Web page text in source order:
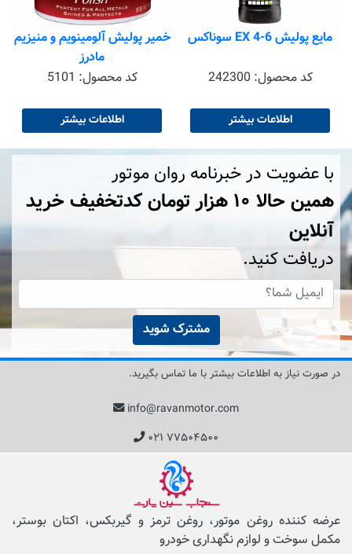
مایع پولیش EX 4-6 سوناکس
کد محصول: 242300
اطلاعات بیشتر
خمیر پولیش آلومینویم و منیزیم
مادرز
کد محصول: 5101
اطلاعات بیشتر
با عضویت در خبرنامه روان موتور
همین حالا ۱۰ هزار تومان کد‌تخفیف خرید
آنلاین
دریافت کنید.
مشترک شوید
در صورت نیاز به اطلاعات بیشتر با ما تماس بگیرید.
info@ravanmotor.com
۰۲۱ ۷۷۵۰۴۵۰۰
عرضه کننده روغن موتور، روغن ترمز و گیربکس، اکتان بوستر،
مکمل‌ سوخت و لوازم نگهداری خودرو